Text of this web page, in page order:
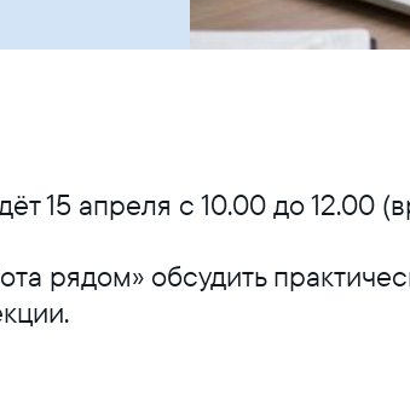
15 апреля с 10.00 до 12.00
рядом» обсудить